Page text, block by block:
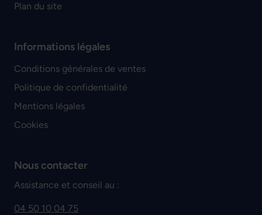
Plan du site
Informations légales
Conditions générales de ventes
Politique de confidentialité
Mentions légales
Cookies
Nous contacter
Assistance et conseil au :
04 50 10 04 75